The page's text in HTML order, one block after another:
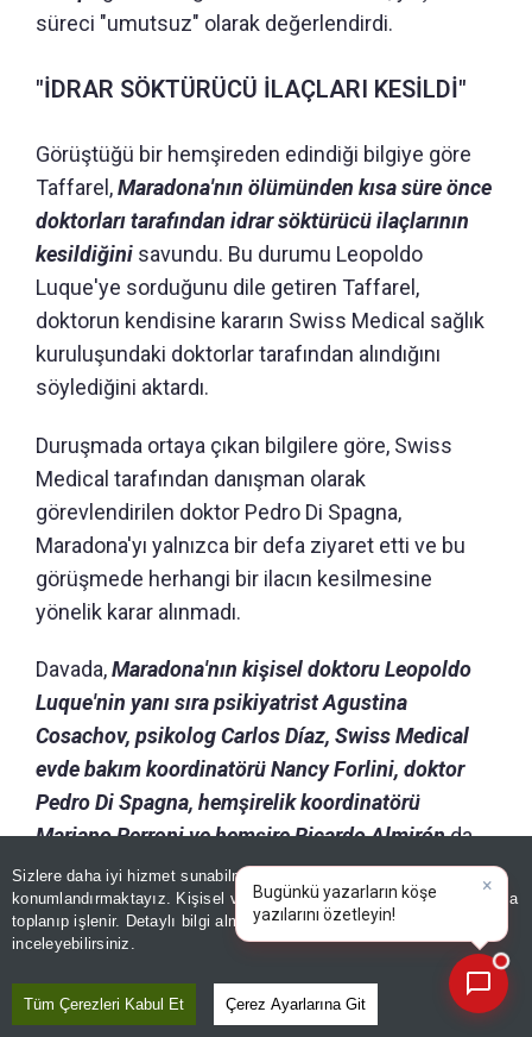
Sizlere daha iyi hizmet sunabilmek adına sitemizde
konumlandırmaktayız. Kişisel verileriniz, KVKK ve GDPR kapsamında
toplanıp işlenir. Detaylı bilgi almak içinAydınlatma Metnimizi
inceleyebilirsiniz.
Tüm Çerezleri Kabul Et Çerez Ayarlarına Git
süreci "umutsuz" olarak değerlendirdi.
"İDRAR SÖKTÜRÜCÜ İLAÇLARI KESİLDİ"
Görüştüğü bir hemşireden edindiği bilgiye göre
Taffarel,Maradona'nın ölümünden kısa süre önce
doktorları tarafından idrar söktürücü ilaçlarının
kesildiğini savundu. Bu durumu Leopoldo
Luque'ye sorduğunu dile getiren Taffarel,
doktorun kendisine kararın Swiss Medical sağlık
kuruluşundaki doktorlar tarafından alındığını
söylediğini aktardı.
Duruşmada ortaya çıkan bilgilere göre, Swiss
Medical tarafından danışman olarak
görevlendirilen doktor Pedro Di Spagna,
Maradona'yı yalnızca bir defa ziyaret etti ve bu
görüşmede herhangi bir ilacın kesilmesine
yönelik karar alınmadı.
Davada,Maradona'nın kişisel doktoru Leopoldo
Luque'nin yanı sıra psikiyatrist Agustina
Cosachov, psikolog Carlos Díaz, Swiss Medical
evde bakım koordinatörü Nancy Forlini, doktor
Pedro Di Spagna, hemşirelik koordinatörü
Mariano Perroni ve hemşire Ricardo Almirónda
"olası kastla adam öldürme" suçlamasıyla
yargılanıyor.
Maradona'ya yapılan otopsinin ön raporunda, eski
futbolcunun uyurken "
kronik kalp yetmezliğine
bağlı akut akciğer ödemi" nedeniyle hayatını
Bugün|